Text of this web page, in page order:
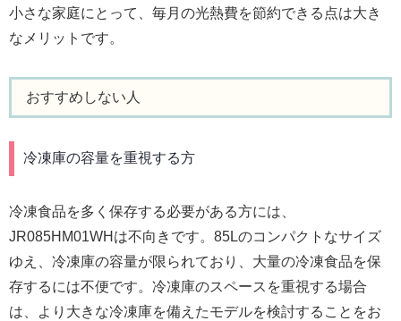
小さな家庭にとって、毎月の光熱費を節約できる点は大き
なメリットです。
おすすめしない人
冷凍庫の容量を重視する方
冷凍食品を多く保存する必要がある方には、
JR085HM01WHは不向きです。85Lのコンパクトなサイズ
ゆえ、冷凍庫の容量が限られており、大量の冷凍食品を保
存するには不便です。冷凍庫のスペースを重視する場合
は、より大きな冷凍庫を備えたモデルを検討することをお